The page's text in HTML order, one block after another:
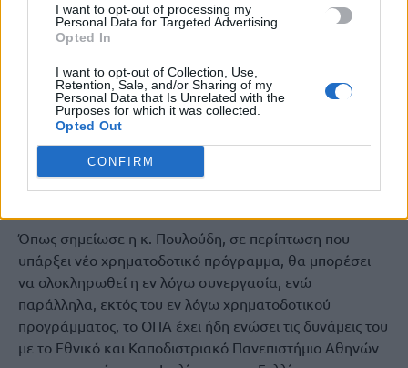
I want to opt-out of processing my
Personal Data for Targeted Advertising.
Opted In
I want to opt-out of Collection, Use,
Retention, Sale, and/or Sharing of my
Personal Data that Is Unrelated with the
Purposes for which it was collected.
Opted Out
CONFIRM
«Το στενό χρονικό πλαίσιο, οι διαφορές στα
χρονοδιαγράμματα και τις τυπικές διαδικασίες μεταξύ
ασάφειες στους όρους χρηματοδότησης δεν επέτρεψαν
την ολοκλήρωση της συνεργασίας εντός του
συγκεκριμένου κύκλου χρηματοδότησης», εξήγησε.
Ωστόσο, το ΟΠΑ, όπως και τα υπόλοιπα ελληνικά
δημόσια ΑΕΙ, συνεχίζει να κινείται με όρους που θα
Όπως σημείωσε η κ. Πουλούδη, σε περίπτωση που
υπάρξει νέο χρηματοδοτικό πρόγραμμα, θα μπορέσει
να ολοκληρωθεί η εν λόγω συνεργασία, ενώ
παράλληλα, εκτός του εν λόγω χρηματοδοτικού
προγράμματος, το ΟΠΑ έχει ήδη ενώσει τις δυνάμεις του
με το Εθνικό και Καποδιστριακό Πανεπιστήμιο Αθηνών